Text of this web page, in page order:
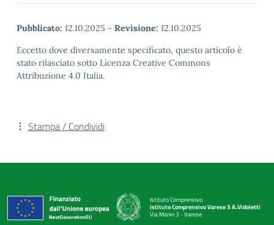
Pubblicato: 12.10.2025 - Revisione: 12.10.2025
Eccetto dove diversamente specificato, questo articolo è
stato rilasciato sotto Licenza Creative Commons
Attribuzione 4.0 Italia.
Stampa / Condividi
Istituto Comprensivo
Istituto Comprensivo Varese 3 A.Vidoletti
Via Manin 3 - Varese